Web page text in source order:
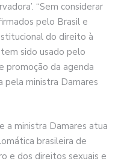
“Sem considerar
pelo Brasil e
do direito à
sido usado pelo
promoção da agenda
pela ministra Damares
a ministra Damares atua
brasileira de
e dos direitos sexuais e